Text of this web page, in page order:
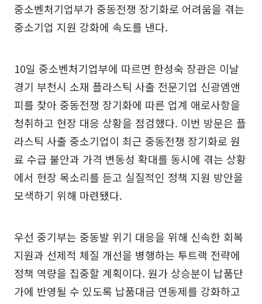
중소벤처기업부가 중동전쟁 장기화로 어려움을 겪는
중소기업 지원 강화에 속도를 낸다.
10일 중소벤처기업부에 따르면 한성숙 장관은 이날
경기 부천시 소재 플라스틱 사출 전문기업 신광엠앤
피를 찾아 중동전쟁 장기화에 따른 업계 애로사항을
청취하고 현장 대응 상황을 점검했다. 이번 방문은 플
라스틱 사출 중소기업이 최근 중동전쟁 장기화로 원
료 수급 불안과 가격 변동성 확대를 동시에 겪는 상황
에서 현장 목소리를 듣고 실질적인 정책 지원 방안을
모색하기 위해 마련됐다.
우선 중기부는 중동발 위기 대응을 위해 신속한 회복
지원과 선제적 체질 개선을 병행하는 투트랙 전략에
정책 역량을 집중할 계획이다. 원가 상승분이 납품단
가에 반영될 수 있도록 납품대금 연동제를 강화하고